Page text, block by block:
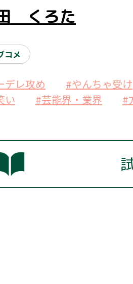
くろた
コメ
デレ攻め #やんちゃ受け
い
#芸能界・業界 #